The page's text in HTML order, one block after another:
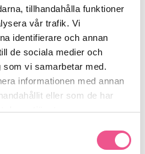
tillhandahålla funktioner
vår trafik. Vi
identifierare och annan
de sociala medier och
vi samarbetar med.
informationen med annan
eller som de har
deras tjänster.
Shampoo 250ml
200ml